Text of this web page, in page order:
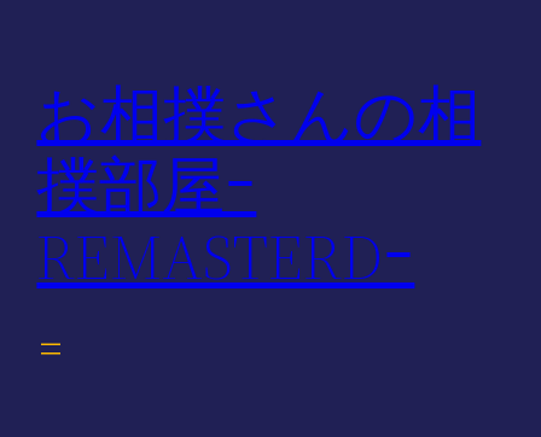
お相撲さんの相
撲部屋ｰ
REMASTERDｰ